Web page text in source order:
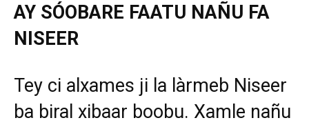
AY SÓOBARE FAATU NAÑU FA
NISEER
Tey ci alxames ji la làrmeb Niseer
ba biral xibaar boobu. Xamle nañu